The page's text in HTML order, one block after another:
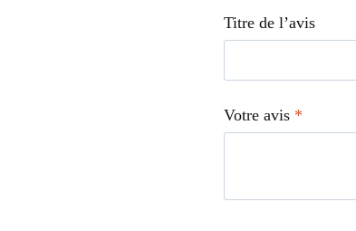
Titre de l’avis
Votre avis *